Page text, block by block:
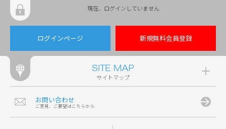
現在、ログインしていません
ログインページ 新規無料会員登録
サイトマップ
お問い合わせ
ご意見、ご要望はこちらから